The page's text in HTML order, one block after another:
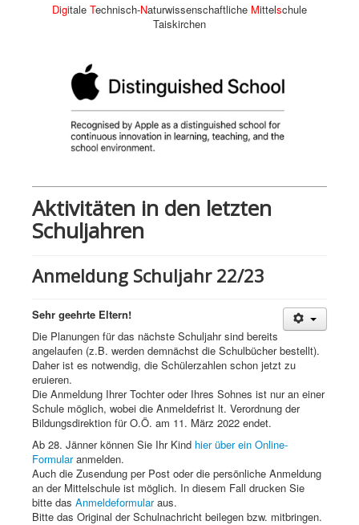
Digitale Technisch-Naturwissenschaftliche Mittelschule
Taiskirchen
Aktivitäten in den letzten
Schuljahren
Anmeldung Schuljahr 22/23
Sehr geehrte Eltern!
Die Planungen für das nächste Schuljahr sind bereits
angelaufen (z.B. werden demnächst die Schulbücher bestellt).
Daher ist es notwendig, die Schülerzahlen schon jetzt zu
eruieren.
Die Anmeldung Ihrer Tochter oder Ihres Sohnes ist nur an einer
Schule möglich, wobei die Anmeldefrist lt. Verordnung der
Bildungsdirektion für O.Ö. am 11. März 2022 endet.
Ab 28. Jänner können Sie Ihr Kind hier über ein Online-
Formularanmelden.
Auch die Zusendung per Post oder die persönliche Anmeldung
an der Mittelschule ist möglich. In diesem Fall drucken Sie
bitte das Anmeldeformularaus.
Bitte das Original der Schulnachricht beilegen bzw. mitbringen.